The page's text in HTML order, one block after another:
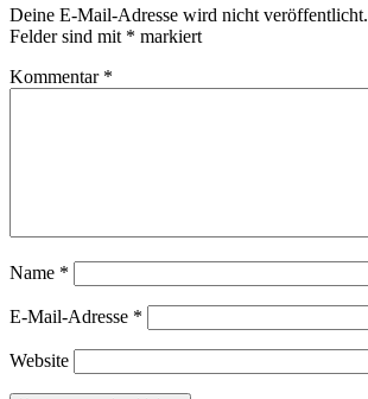
Deine E-Mail-Adresse wird nicht veröffentlicht.
Felder sind mit * markiert
Kommentar *
Name *
E-Mail-Adresse *
Website